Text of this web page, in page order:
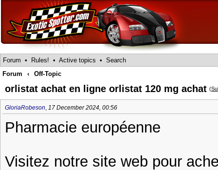
Forum • Rules! • Active topics • Search
Forum
‹ Off-Topic
orlistat achat en ligne orlistat 120 mg achat (
GloriaRobeson, 17 December 2024, 00:56
Pharmacie européenne
Visitez notre site web pour